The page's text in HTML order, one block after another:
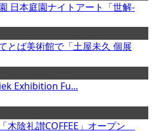
日本庭園ナイトアート「世解-
とば美術館で「土屋未久 個展
Exhibition Fu...
木陰礼讃COFFEE」オープン